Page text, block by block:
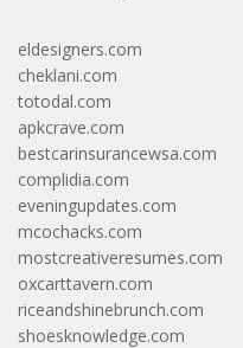
eldesigners.com
cheklani.com
totodal.com
apkcrave.com
bestcarinsurancewsa.com
complidia.com
eveningupdates.com
mcochacks.com
mostcreativeresumes.com
oxcarttavern.com
riceandshinebrunch.com
shoesknowledge.com